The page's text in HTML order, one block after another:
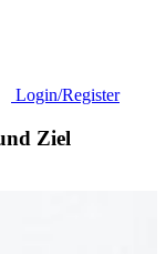
Login/Register
Ziel